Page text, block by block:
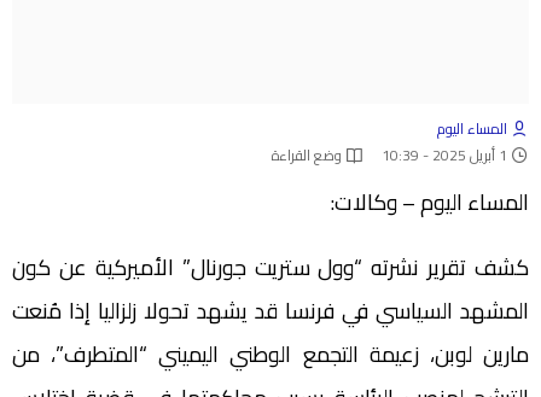
المساء اليوم
1 أبريل 2025 - 10:39
وضع القراءة
المساء اليوم – وكالات:
كشف تقرير نشرته “وول ستريت جورنال” الأميركية عن كون
المشهد السياسي في فرنسا قد يشهد تحولا زلزاليا إذا مُنعت
مارين لوبن، زعيمة التجمع الوطني اليميني “المتطرف”، من